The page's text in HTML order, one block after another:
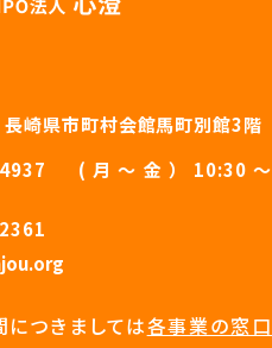
崎県市町村会館馬町別館3階
4937 (月〜金）10:30〜
つきましては各事業の窓口